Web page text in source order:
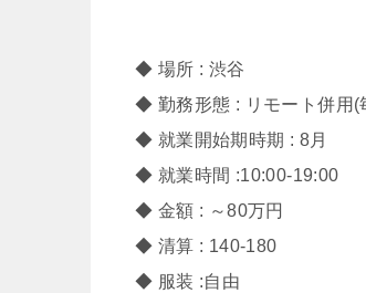
◆ 場所 : 渋谷
◆ 勤務形態 : リモート併用
◆ 就業開始期時期 : 8月
◆ 就業時間 :10:00-19:00
◆ 金額 : ～80万円
◆ 清算 : 140-180
◆ 服装 :自由